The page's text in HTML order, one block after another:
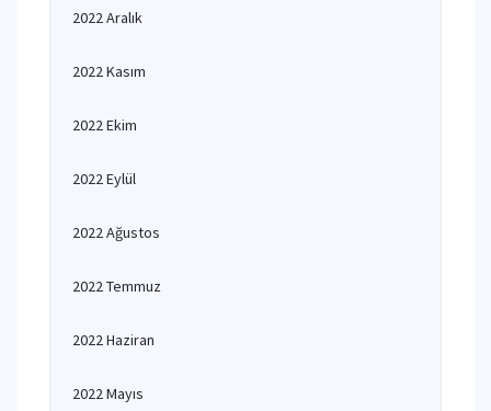
2022 Aralık
2022 Kasım
2022 Ekim
2022 Eylül
2022 Ağustos
2022 Temmuz
2022 Haziran
2022 Mayıs